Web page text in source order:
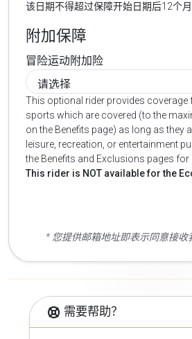
该日期不得超过保障开始日期后12个月
附加保障
冒险运动附加险
This optional rider provides coverage
sports which are covered (to the
on the Benefits page) as long as they
leisure, recreation, or entertainment
the Benefits and Exclusions pages
This rider is NOT available for the
* 您提供邮箱地址即表示同意接收
需要帮助？